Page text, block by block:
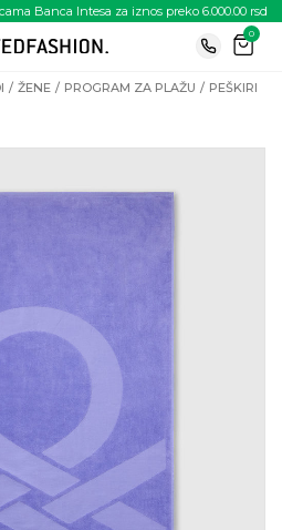
Banca Intesa za iznos preko 6.000.00 rsd
0
ŽENE PROGRAM ZA PLAŽU
PEŠKIRI